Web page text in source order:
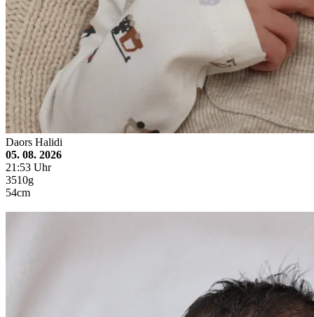
Daors Halidi
05. 08. 2026
21:53 Uhr
3510g
54cm